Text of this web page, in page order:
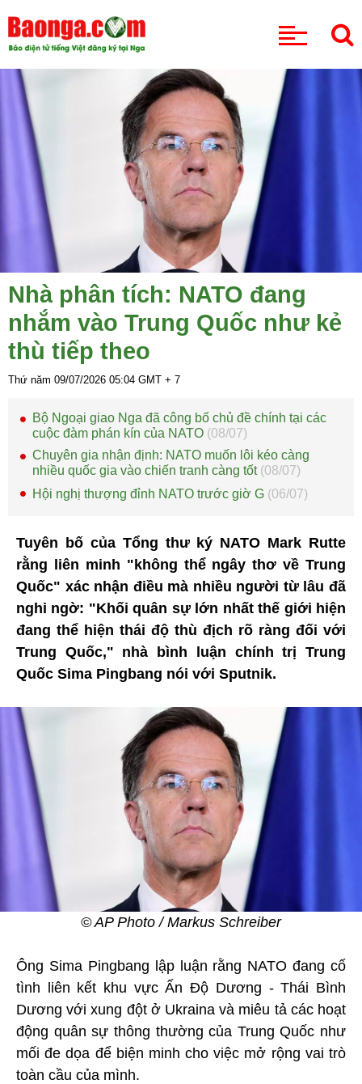
Nhà phân tích: NATO đang
nhắm vào Trung Quốc như kẻ
thù tiếp theo
Thứ năm 09/07/2026 05:04 GMT + 7
Bộ Ngoại giao Nga đã công bố chủ đề chính tại các
cuộc đàm phán kín của NATO (08/07)
Chuyên gia nhận định: NATO muốn lôi kéo càng
nhiều quốc gia vào chiến tranh càng tốt (08/07)
Hội nghị thượng đỉnh NATO trước giờ G (06/07)
Tuyên bố của Tổng thư ký NATO Mark Rutte
rằng liên minh "không thể ngây thơ về Trung
Quốc" xác nhận điều mà nhiều người từ lâu đã
nghi ngờ: "Khối quân sự lớn nhất thế giới hiện
đang thể hiện thái độ thù địch rõ ràng đối với
Trung Quốc," nhà bình luận chính trị Trung
Quốc Sima Pingbang nói với Sputnik.
© AP Photo / Markus Schreiber
Ông Sima Pingbang lập luận rằng NATO đang cố
tình liên kết khu vực Ấn Độ Dương - Thái Bình
Dương với xung đột ở Ukraina và miêu tả các hoạt
động quân sự thông thường của Trung Quốc như
mối đe dọa để biện minh cho việc mở rộng vai trò
toàn cầu của mình.